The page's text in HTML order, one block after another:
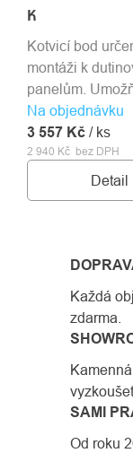
K
Na objednávku
2 940 Kč bez DPH
3 557 Kč / ks
Detail
Kotvicí bod
montáži k
panelům.
připojení až tří
současně.
Každá
zdarma.
SAMI
Od roku